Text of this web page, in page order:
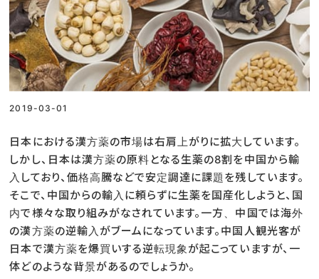
2019-03-01
日本における漢方薬の市場は右肩上がりに拡大しています。
しかし、日本は漢方薬の原料となる生薬の8割を中国から輸
入しており、価格高騰などで安定調達に課題を残しています。
そこで、中国からの輸入に頼らずに生薬を国産化しようと、国
内で様々な取り組みがなされています。一方、中国では海外
の漢方薬の逆輸入がブームになっています。中国人観光客が
日本で漢方薬を爆買いする逆転現象が起こっていますが、一
体どのような背景があるのでしょうか。